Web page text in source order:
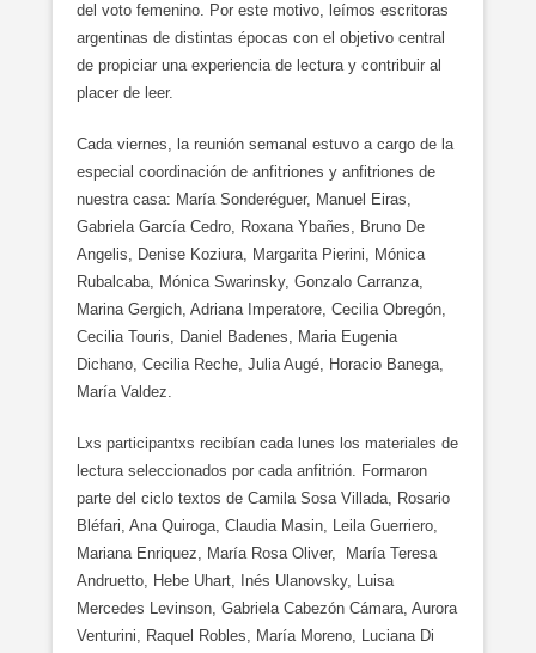
del voto femenino. Por este motivo, leímos escritoras
argentinas de distintas épocas con el objetivo central
de propiciar una experiencia de lectura y contribuir al
placer de leer.
Cada viernes, la reunión semanal estuvo a cargo de la
especial coordinación de anfitriones y anfitriones de
nuestra casa: María Sonderéguer, Manuel Eiras,
Gabriela García Cedro, Roxana Ybañes, Bruno De
Angelis, Denise Koziura, Margarita Pierini, Mónica
Rubalcaba, Mónica Swarinsky, Gonzalo Carranza,
Marina Gergich, Adriana Imperatore, Cecilia Obregón,
Cecilia Touris, Daniel Badenes, Maria Eugenia
Dichano, Cecilia Reche, Julia Augé, Horacio Banega,
María Valdez.
Lxs participantxs recibían cada lunes los materiales de
lectura seleccionados por cada anfitrión. Formaron
parte del ciclo textos de Camila Sosa Villada, Rosario
Bléfari, Ana Quiroga, Claudia Masin, Leila Guerriero,
Mariana Enriquez, María Rosa Oliver, María Teresa
Andruetto, Hebe Uhart, Inés Ulanovsky, Luisa
Mercedes Levinson, Gabriela Cabezón Cámara, Aurora
Venturini, Raquel Robles, María Moreno, Luciana Di